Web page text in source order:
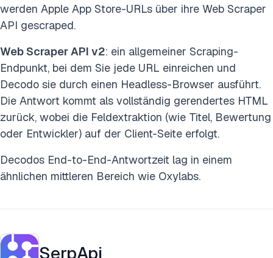
werden Apple App Store-URLs über ihre Web Scraper
API gescraped.
Web Scraper API v2: ein allgemeiner Scraping-
Endpunkt, bei dem Sie jede URL einreichen und
Decodo sie durch einen Headless-Browser ausführt.
Die Antwort kommt als vollständig gerendertes HTML
zurück, wobei die Feldextraktion (wie Titel, Bewertung
oder Entwickler) auf der Client-Seite erfolgt.
Decodos End-to-End-Antwortzeit lag in einem
ähnlichen mittleren Bereich wie Oxylabs.
SerpApi